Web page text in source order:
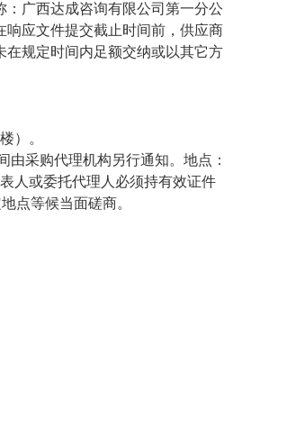
广西达成咨询有限公司第一分公
响应文件提交截止时间前，供应商
规定时间内足额交纳或以其它方
）。
采购代理机构另行通知。地点：
人或委托代理人必须持有效证件
点等候当面磋商。